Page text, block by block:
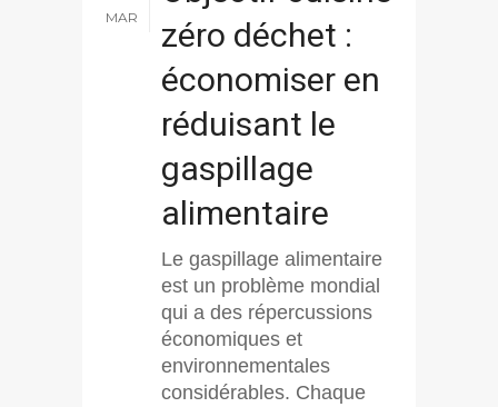
MAR
zéro déchet :
économiser en
réduisant le
gaspillage
alimentaire
Le gaspillage alimentaire
est un problème mondial
qui a des répercussions
économiques et
environnementales
considérables. Chaque